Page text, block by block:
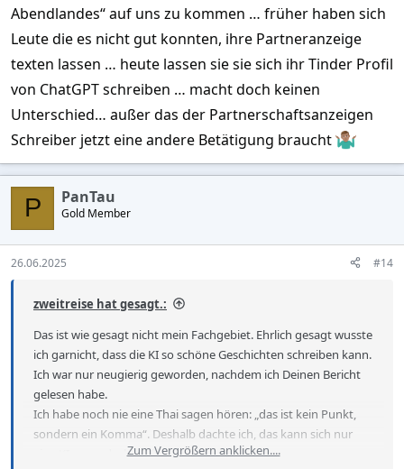
Abendlandes“ auf uns zu kommen … früher haben sich
Leute die es nicht gut konnten, ihre Partneranzeige
texten lassen … heute lassen sie sie sich ihr Tinder Profil
von ChatGPT schreiben … macht doch keinen
Unterschied… außer das der Partnerschaftsanzeigen
Schreiber jetzt eine andere Betätigung braucht
P PanTau
Gold Member
26.06.2025 #14
zweitreise hat gesagt.:
Das ist wie gesagt nicht mein Fachgebiet. Ehrlich gesagt wusste
ich garnicht, dass die KI so schöne Geschichten schreiben kann.
Ich war nur neugierig geworden, nachdem ich Deinen Bericht
gelesen habe.
Ich habe noch nie eine Thai sagen hören: „das ist kein Punkt,
sondern ein Komma“. Deshalb dachte ich, das kann sich nur
eine KI ausgedacht haben.Zum Vergrößern anklicken....